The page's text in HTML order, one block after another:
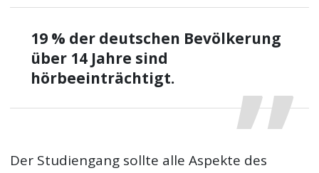
19 % der deutschen Bevölkerung
über 14 Jahre sind
hörbeeinträchtigt.
Der Studiengang sollte alle Aspekte des